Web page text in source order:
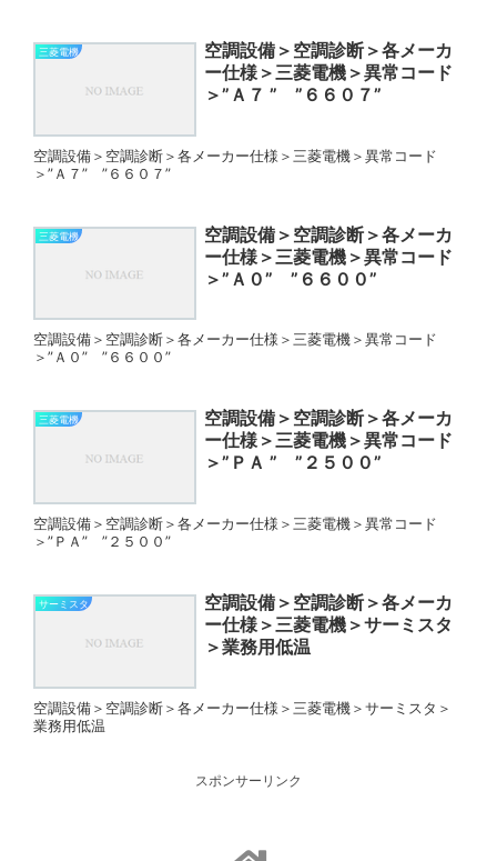
三菱電機
空調設備＞空調診断＞各メーカ
ー仕様＞三菱電機＞異常コード
＞”Ａ７ ” ”６６０７”
空調設備＞空調診断＞各メーカー仕様＞三菱電機＞異常コード
＞”Ａ７” ”６６０７”
三菱電機
空調設備＞空調診断＞各メーカ
ー仕様＞三菱電機＞異常コード
＞”Ａ０” ”６６００”
空調設備＞空調診断＞各メーカー仕様＞三菱電機＞異常コード
＞”Ａ０” ”６６００”
三菱電機
空調設備＞空調診断＞各メーカ
ー仕様＞三菱電機＞異常コード
＞”ＰＡ ” ”２５００”
空調設備＞空調診断＞各メーカー仕様＞三菱電機＞異常コード
＞”ＰＡ” ”２５００”
サーミスタ
空調設備＞空調診断＞各メーカ
ー仕様＞三菱電機＞サーミスタ
＞業務用低温
空調設備＞空調診断＞各メーカー仕様＞三菱電機＞サーミスタ＞
業務用低温
スポンサーリンク